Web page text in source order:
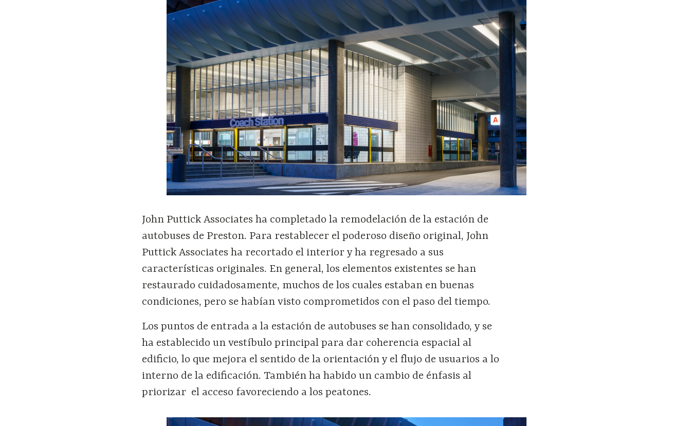
John Puttick Associates ha completado la remodelación de la estación de
autobuses de Preston. Para restablecer el poderoso diseño original, John
Puttick Associates ha recortado el interior y ha regresado a sus
características originales. En general, los elementos existentes se han
restaurado cuidadosamente, muchos de los cuales estaban en buenas
condiciones, pero se habían visto comprometidos con el paso del tiempo.
Los puntos de entrada a la estación de autobuses se han consolidado, y se
ha establecido un vestíbulo principal para dar coherencia espacial al
edificio, lo que mejora el sentido de la orientación y el flujo de usuarios a lo
interno de la edificación. También ha habido un cambio de énfasis al
priorizar el acceso favoreciendo a los peatones.